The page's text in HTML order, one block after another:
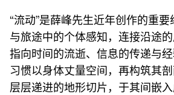
“流动”是薛峰先生近年创作的重
与旅途中的个体感知，连接沿途
指向时间的流逝、信息的传递与
习惯以身体丈量空间，再构筑其
层层递进的地形切片，于其间嵌入